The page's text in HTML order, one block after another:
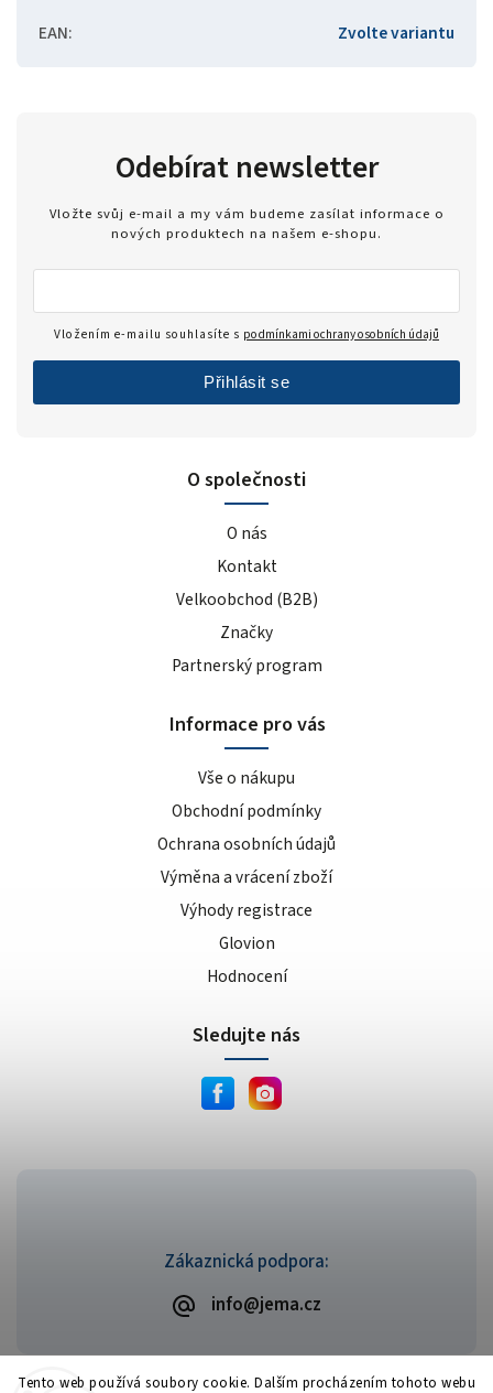
Tento web používá soubory cookie. Dalším procházením tohoto webu
EAN: Zvolte variantu
Zákaznická podpora:
info@jema.cz
O společnosti
O nás
Kontakt
Velkoobchod (B2B)
Značky
Partnerský program
Informace pro vás
Vše o nákupu
Obchodní podmínky
Ochrana osobních údajů
Výměna a vrácení zboží
Výhody registrace
Glovion
Hodnocení
Odebírat newsletter
Vložte svůj e-mail a my vám budeme zasílat informace o
nových produktech na našem e-shopu.
Vložením e-mailu souhlasíte s podmínkami ochrany osobních údajů
Přihlásit se
Sledujte nás